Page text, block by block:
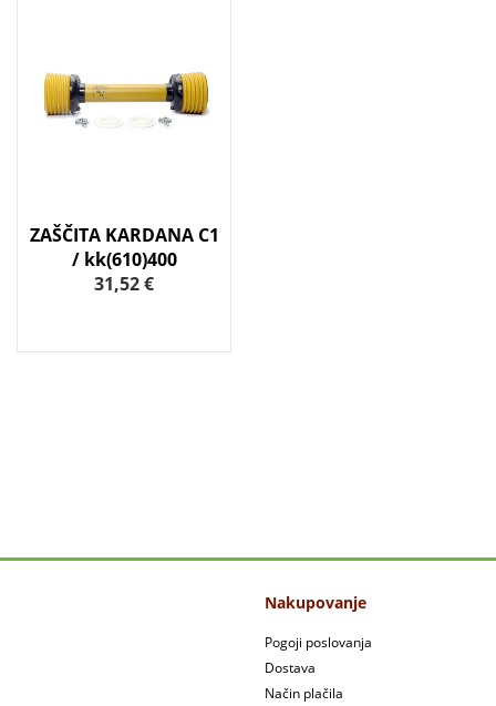
ZAŠČITA KARDANA C1
/ kk(610)400
31,52 €
Nakupovanje
Pogoji poslovanja
Dostava
Način plačila